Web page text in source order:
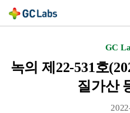
GC
녹의 제22-531호
질가산